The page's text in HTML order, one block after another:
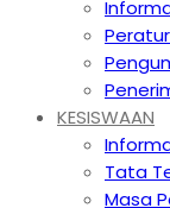
KESISWAAN
Tata
Masa